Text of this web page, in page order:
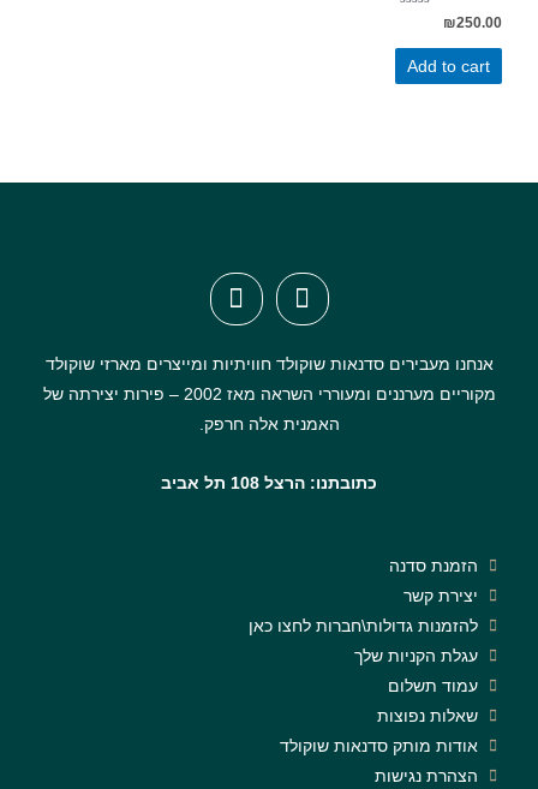
out
of
5
₪250.00
Add to cart
אנחנו מעבירים סדנאות שוקולד חוויתיות ומייצרים מארזי שוקולד
מקוריים מערננים ומעוררי השראה מאז 2002 – פירות יצירתה של
האמנית אלה חרפק.
כתובתנו: הרצל 108 תל אביב
הזמנת סדנה
יצירת קשר
להזמנות גדולות\חברות לחצו כאן
עגלת הקניות שלך
עמוד תשלום
שאלות נפוצות
אודות מותק סדנאות שוקולד
הצהרת נגישות